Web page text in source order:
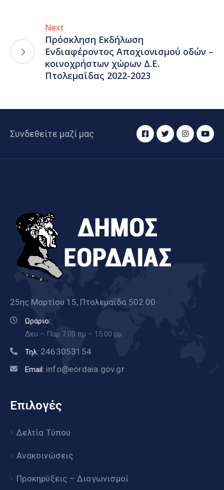
Next
Πρόσκληση Εκδήλωση
Ενδιαφέροντος Αποχιονισμού οδών –
κοινοχρήστων χώρων Δ.Ε.
Πτολεμαΐδας 2022-2023
Συνδεθείτε μαζί μας
25ης Μαρτίου 15, Πτολεμαΐδα 502 00
Ωράριο:
Δευ – Παρ 7.00 πμ – 15.00 μμ
Τηλ: 2463053154
Email: info@eordaia.gov.gr
Επιλογές
Δελτία Τύπου
Ανακοινώσεις
Προκηρύξεις – Διαγωνισμοί